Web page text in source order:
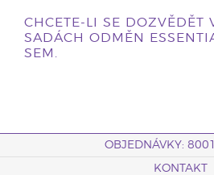
CHCETE-LI SE DOZVĚDĚT
SADÁCH ODMĚN
SEM.
OBJEDNÁVKY:
KONTAKT